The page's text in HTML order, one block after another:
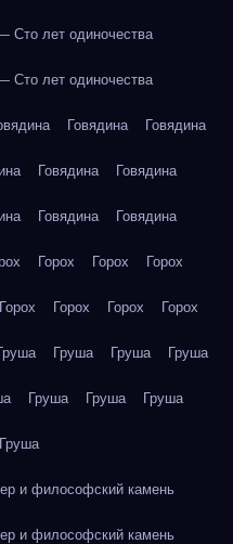
Сто лет одиночества
Сто лет одиночества
Говядина Говядина
Говядина Говядина
Говядина Говядина
Горох Горох Горох
Горох Горох Горох Горох
Груша Груша Груша
Груша Груша Груша
Груша
и философский камень
и философский камень